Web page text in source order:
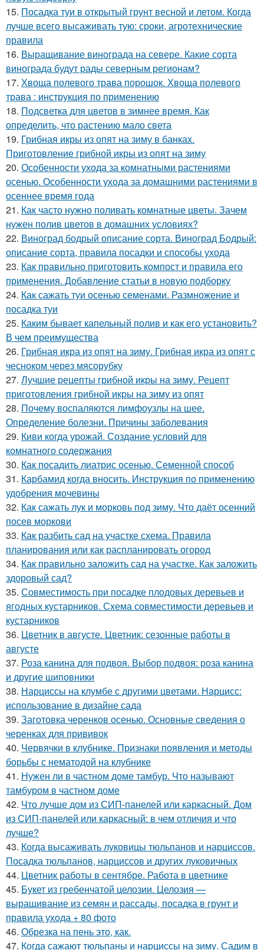
15. Посадка туи в открытый грунт весной и летом. Когда
лучше всего высаживать тую: сроки, агротехнические
правила
16. Выращивание винограда на севере. Какие сорта
винограда будут рады северным регионам?
17. Хвоща полевого трава порошок. Хвоща полевого
трава : инструкция по применению
18. Подсветка для цветов в зимнее время. Как
определить, что растению мало света
19. Грибная икры из опят на зиму в банках.
Приготовление грибной икры из опят на зиму
20. Особенности ухода за комнатными растениями
осенью. Особенности ухода за домашними растениями в
осеннее время года
21. Как часто нужно поливать комнатные цветы. Зачем
нужен полив цветов в домашних условиях?
22. Виноград бодрый описание сорта. Виноград Бодрый:
описание сорта, правила посадки и способы ухода
23. Как правильно приготовить компост и правила его
применения. Добавление статьи в новую подборку
24. Как сажать туи осенью семенами. Размножение и
посадка туи
25. Каким бывает капельный полив и как его установить?
В чем преимущества
26. Грибная икра из опят на зиму. Грибная икра из опят с
чесноком через мясорубку
27. Лучшие рецепты грибной икры на зиму. Рецепт
приготовления грибной икры на зиму из опят
28. Почему воспаляются лимфоузлы на шее.
Определение болезни. Причины заболевания
29. Киви когда урожай. Создание условий для
комнатного содержания
30. Как посадить лиатрис осенью. Семенной способ
31. Карбамид когда вносить. Инструкция по применению
удобрения мочевины
32. Как сажать лук и морковь под зиму. Что даёт осенний
посев моркови
33. Как разбить сад на участке схема. Правила
планирования или как распланировать огород
34. Как правильно заложить сад на участке. Как заложить
здоровый сад?
35. Совместимость при посадке плодовых деревьев и
ягодных кустарников. Схема совместимости деревьев и
кустарников
36. Цветник в августе. Цветник: сезонные работы в
августе
37. Роза канина для подвоя. Выбор подвоя: роза канина
и другие шиповники
38. Нарциссы на клумбе с другими цветами. Нарцисс:
использование в дизайне сада
39. Заготовка черенков осенью. Основные сведения о
черенках для прививок
40. Червячки в клубнике. Признаки появления и методы
борьбы с нематодой на клубнике
41. Нужен ли в частном доме тамбур. Что называют
тамбуром в частном доме
42. Что лучше дом из СИП-панелей или каркасный. Дом
из СИП-панелей или каркасный: в чем отличия и что
лучше?
43. Когда высаживать луковицы тюльпанов и нарциссов.
Посадка тюльпанов, нарциссов и других луковичных
44. Цветник работы в сентябре. Работа в цветнике
45. Букет из гребенчатой целозии. Целозия —
выращивание из семян и рассады, посадка в грунт и
правила ухода + 80 фото
46. Обрезка на пень это, как.
47. Когда сажают тюльпаны и нарциссы на зиму. Садим в